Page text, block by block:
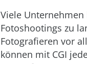
Viele
Fotoshootings zu
Fotografieren vor
können mit CGI